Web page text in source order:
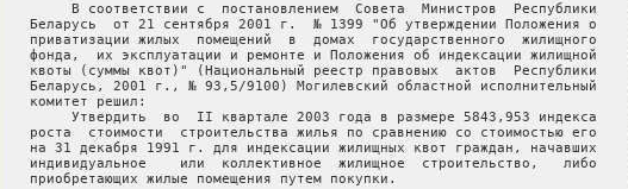
     В соответствии с  постановлением  Совета  Министров  Республики
Беларусь  от 21 сентября 2001 г.  № 1399 "Об утверждении Положения о
приватизации жилых  помещений  в  домах  государственного  жилищного
фонда,  их эксплуатации и ремонте и Положения об индексации жилищной
квоты (суммы квот)" (Национальный реестр правовых  актов  Республики
Беларусь, 2001 г., № 93,5/9100) Могилевский областной исполнительный
комитет решил:
     Утвердить  во  II квартале 2003 года в размере 5843,953 индекса
роста  стоимости  строительства жилья по сравнению со стоимостью его
на 31 декабря 1991 г. для индексации жилищных квот граждан, начавших
индивидуальное    или  коллективное  жилищное  строительство,   либо
приобретающих жилые помещения путем покупки.